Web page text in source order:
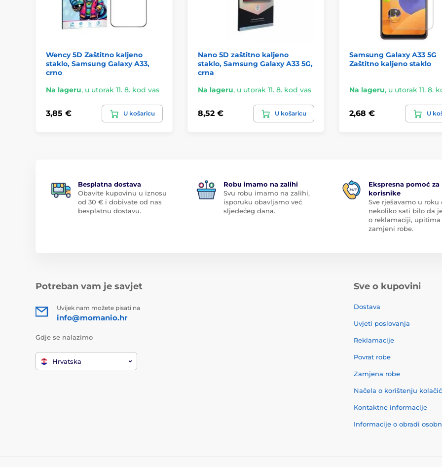
Wency 5D Zaštitno kaljeno
staklo, Samsung Galaxy A33,
crno
Na lageru, u utorak 11. 8. kod vas
3,85 € U košaricu
Nano 5D zaštitno kaljeno
staklo, Samsung Galaxy A33 5G,
crna
Na lageru, u utorak 11. 8. kod vas
8,52 € U košaricu
Samsung Galaxy A33 5G
Zaštitno kaljeno staklo
Na lageru, u utorak 11. 8.
2,68 € U
Besplatna dostava
Obavite kupovinu u iznosu
od 30 € i dobivate od nas
besplatnu dostavu.
Robu imamo na zalihi
Svu robu imamo na zalihi,
isporuku obavljamo već
sljedećeg dana.
Ekspresna pomoć za
korisnike
Sve rješavamo u roku
nekoliko sati bilo da
o reklamaciji, upitima
zamjeni robe.
Potreban vam je savjet
Uvijek nam možete pisati na
info@momanio.hr
Gdje se nalazimo
Hrvatska
Sve o kupovini
Dostava
Uvjeti poslovanja
Reklamacije
Povrat robe
Zamjena robe
Načela o korištenju
Kontaktne informacije
Informacije o obradi